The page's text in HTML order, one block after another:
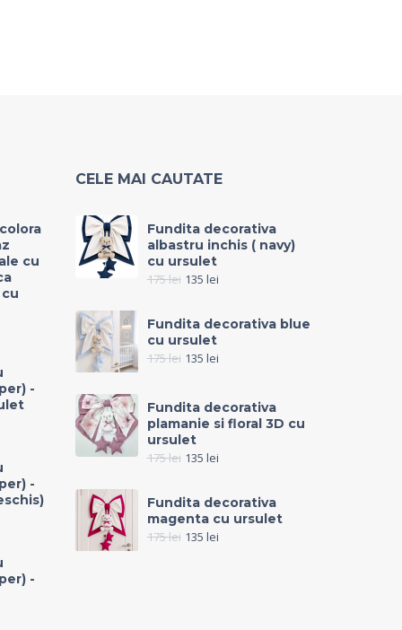
cu
-
-
-
CELE MAI CAUTATE
Fundita decorativa
albastru inchis ( navy)
cu ursulet
175lei 135 lei
Fundita decorativa blue
cu ursulet
175lei 135 lei
Fundita decorativa
plamanie si floral 3D cu
ursulet
175lei 135 lei
Fundita decorativa
magenta cu ursulet
175lei 135 lei